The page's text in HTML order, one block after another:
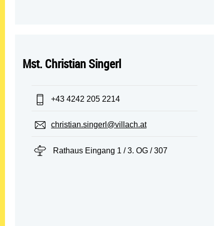
Mst. Christian Singerl
Telefon:
+43 4242 205 2214
E-Mail:
christian.singerl@villach.at
Standort:
Rathaus Eingang 1 / 3. OG / 307